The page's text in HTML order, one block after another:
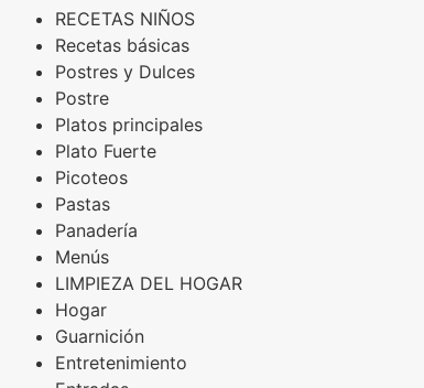
RECETAS NIÑOS
Recetas básicas
Postres y Dulces
Postre
Platos principales
Plato Fuerte
Picoteos
Pastas
Panadería
Menús
LIMPIEZA DEL HOGAR
Hogar
Guarnición
Entretenimiento